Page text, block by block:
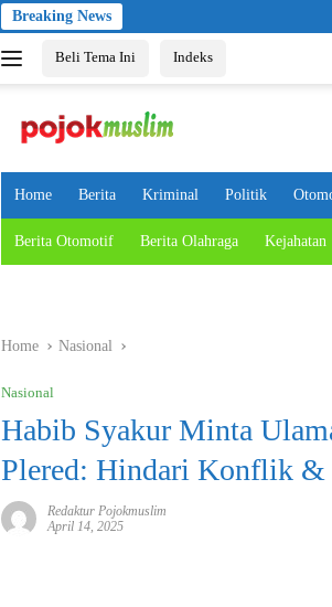
Breaking News
Beli Tema Ini Indeks
Home Berita Kriminal Politik
Berita Otomotif Berita Olahraga Kejahatan
Home Nasional
Nasional
Habib Syakur Minta
Plered: Hindari Konflik &
Redaktur Pojokmuslim
April 14, 2025